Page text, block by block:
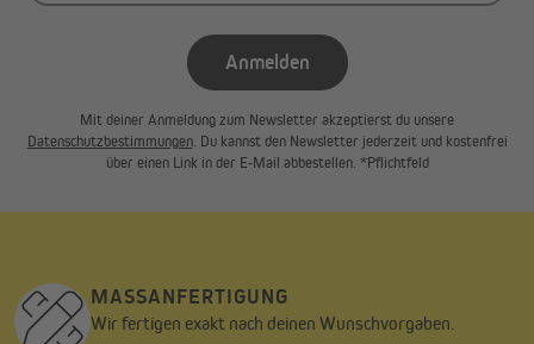
Anmelden
Mit deiner Anmeldung zum Newsletter akzeptierst du unsere
Datenschutzbestimmungen. Du kannst den Newsletter jederzeit und kostenfrei
über einen Link in der E-Mail abbestellen. *Pflichtfeld
MASSANFERTIGUNG
Wir fertigen exakt nach deinen Wunschvorgaben.